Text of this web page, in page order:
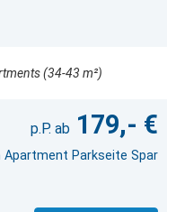
(34-43 m²)
179,- €
Apartment Parkseite Spar